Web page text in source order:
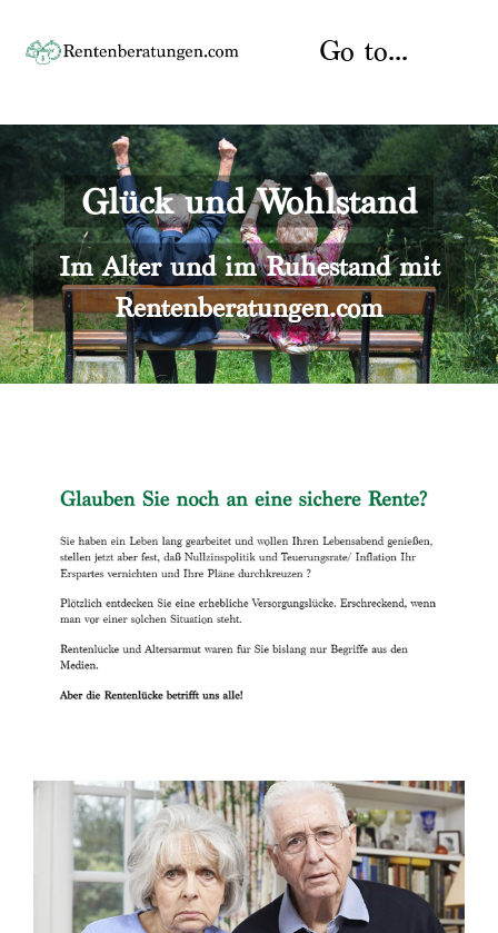
content
Go to...
Startseite
Rente
Rentenberater
Rentenversicherung
Versicherungsberatung
Über uns
Kontakt
Glück und Wohlstand
Im Alter und im Ruhestand mit
Rentenberatungen.com